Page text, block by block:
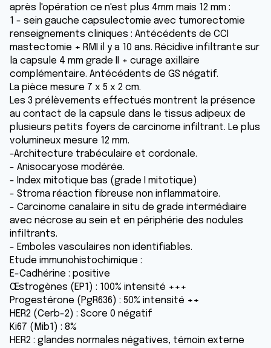
après l'opération ce n'est plus 4mm mais 12 mm :
1 - sein gauche capsulectomie avec tumorectomie
renseignements cliniques : Antécédents de CCI
mastectomie + RMI il y a 10 ans. Récidive infiltrante sur
la capsule 4 mm grade II + curage axillaire
complémentaire. Antécédents de GS négatif.
La pièce mesure 7 x 5 x 2 cm.
Les 3 prélèvements effectués montrent la présence
au contact de la capsule dans le tissus adipeux de
plusieurs petits foyers de carcinome infiltrant. Le plus
volumineux mesure 12 mm.
-Architecture trabéculaire et cordonale.
- Anisocaryose modérée.
- Index mitotique bas (grade I mitotique)
- Stroma réaction fibreuse non inflammatoire.
- Carcinome canalaire in situ de grade intermédiaire
avec nécrose au sein et en périphérie des nodules
infiltrants.
- Emboles vasculaires non identifiables.
Etude immunohistochimique :
E-Cadhérine : positive
Œstrogènes (EP1) : 100% intensité +++
Progestérone (PgR636) : 50% intensité ++
HER2 (Cerb-2) : Score 0 négatif
Ki67 (Mib1) : 8%
HER2 : glandes normales négatives, témoin externe